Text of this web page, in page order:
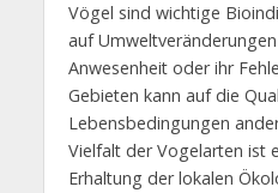
Vögel sind wichtige
auf
Anwesenheit oder ihr
Gebieten kann auf die
Lebensbedingungen
Vielfalt der Vogelarten ist
Erhaltung der lokalen